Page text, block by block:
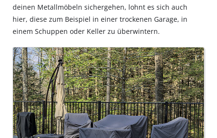
deinen Metallmöbeln sichergehen, lohnt es sich auch
hier, diese zum Beispiel in einer trockenen Garage, in
einem Schuppen oder Keller zu überwintern.